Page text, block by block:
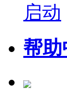
启动
帮助